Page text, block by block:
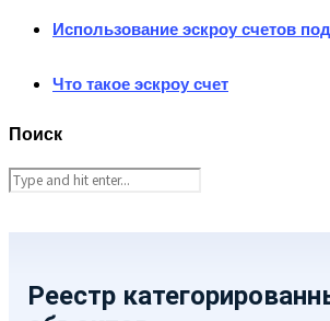
Использование эскроу счетов
Что такое эскроу счет
Поиск